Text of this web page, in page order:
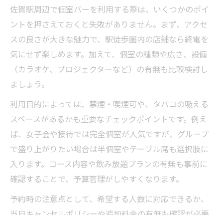
佐賀駅周辺で個室バーを利用する際は、いくつかのポイ
ントを押さえておくと失敗がありません。まず、アクセ
スの良さが大きな魅力で、駅徒歩圏内の店舗なら終電を
気にせず楽しめます。加えて、個室の種類や広さ、設備
（カラオケ、プロジェクターなど）の有無も比較検討し
ましょう。
利用目的によっては、禁煙・喫煙可や、タバコの吸える
スペースがあるかも重要なチェックポイントです。例え
ば、女子会や接待では完全個室が人気ですが、グループ
で盛り上がりたい場合は半個室やテーブル席も選択肢に
入ります。コース内容や飲み放題プランの有無も事前に
確認することで、予算管理がしやすくなります。
予約時の注意点として、希望する人数に対応できるか、